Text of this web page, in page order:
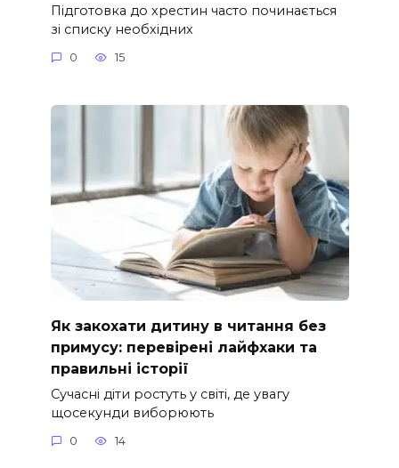
Підготовка до хрестин часто починається
зі списку необхідних
0 15
Як закохати дитину в читання без
примусу: перевірені лайфхаки та
правильні історії
Сучасні діти ростуть у світі, де увагу
щосекунди виборюють
0 14